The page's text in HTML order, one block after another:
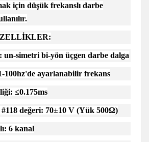
için düşük frekanslı darbe
un-simetri bi-yön üçgen darbe dalga
100hz'de ayarlanabilir frekans
≤0.175ms
#118 değeri: 70±10 V (Yük 500Ω)
6 kanal